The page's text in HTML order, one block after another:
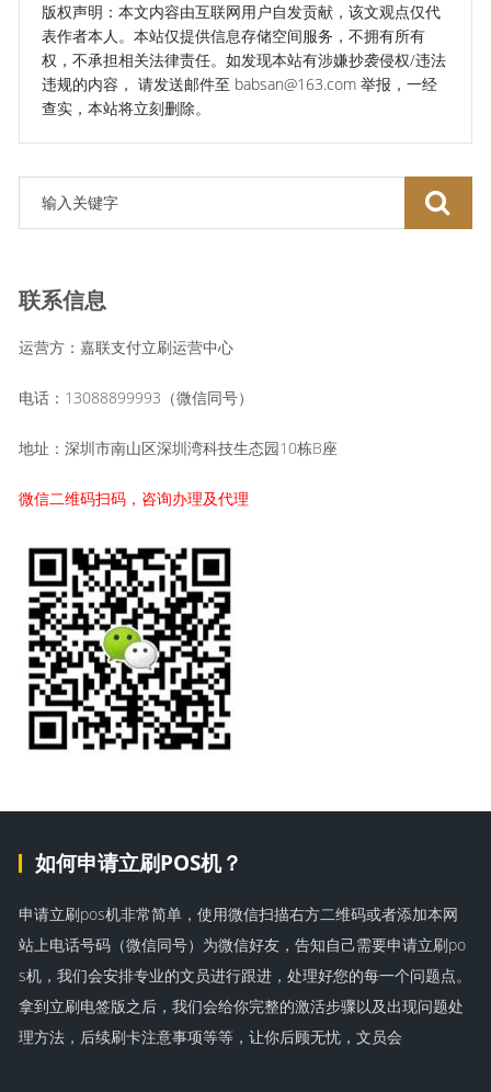
版权声明：本文内容由互联网用户自发贡献，该文观点仅代
表作者本人。本站仅提供信息存储空间服务，不拥有所有
权，不承担相关法律责任。如发现本站有涉嫌抄袭侵权/违法
违规的内容， 请发送邮件至 babsan@163.com 举报，一经
查实，本站将立刻删除。
联系信息
运营方：嘉联支付立刷运营中心
电话：13088899993（微信同号）
地址：深圳市南山区深圳湾科技生态园10栋B座
微信二维码扫码，咨询办理及代理
如何申请立刷POS机？
申请立刷pos机非常简单，使用微信扫描右方二维码或者添加本网
站上电话号码（微信同号）为微信好友，告知自己需要申请立刷po
s机，我们会安排专业的文员进行跟进，处理好您的每一个问题点。
拿到立刷电签版之后，我们会给你完整的激活步骤以及出现问题处
理方法，后续刷卡注意事项等等，让你后顾无忧，文员会